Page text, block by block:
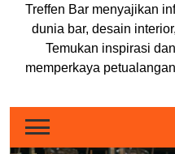
Treffen Bar menyajikan
dunia bar, desain
Temukan inspirasi
memperkaya